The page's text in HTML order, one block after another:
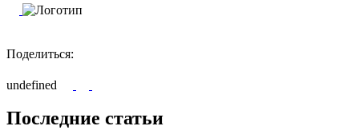
Поделиться:
undefined
Последние статьи